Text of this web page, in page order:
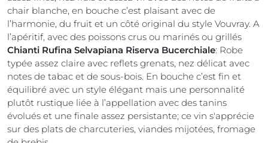
chair blanche, en bouche c’est plaisant avec de
l’harmonie, du fruit et un côté original du style Vouvray. A
l’apéritif, avec des poissons crus ou marinés ou grillés
Chianti Rufina Selvapiana Riserva Bucerchiale: Robe
typée assez claire avec reflets grenats, nez délicat avec
notes de tabac et de sous-bois. En bouche c’est fin et
équilibré avec un style élégant mais une personnalité
plutôt rustique liée à l’appellation avec des tanins
évolués et une finale assez persistante; ce vin s'apprécie
sur des plats de charcuteries, viandes mijotées, fromage